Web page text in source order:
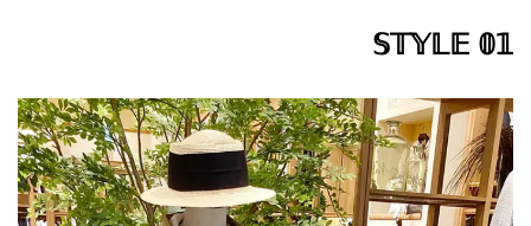
𝕊𝕋𝕐𝕃𝔼 𝟘𝟙